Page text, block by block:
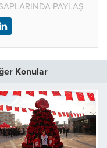
PAYLAŞ
Konular